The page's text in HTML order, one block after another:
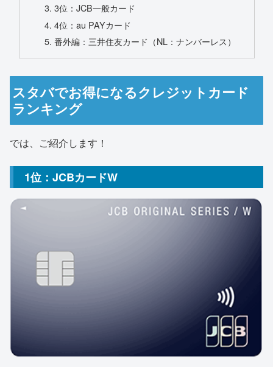
3位：JCB一般カード
4位：au PAYカード
番外編：三井住友カード（NL：ナンバーレス）
スタバでお得になるクレジットカード
ランキング
では、ご紹介します！
1位：JCBカードW